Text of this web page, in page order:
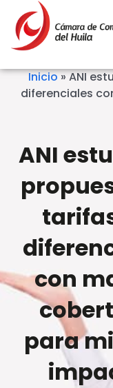
Inicio»ANI
diferenciales
ANI
con
para